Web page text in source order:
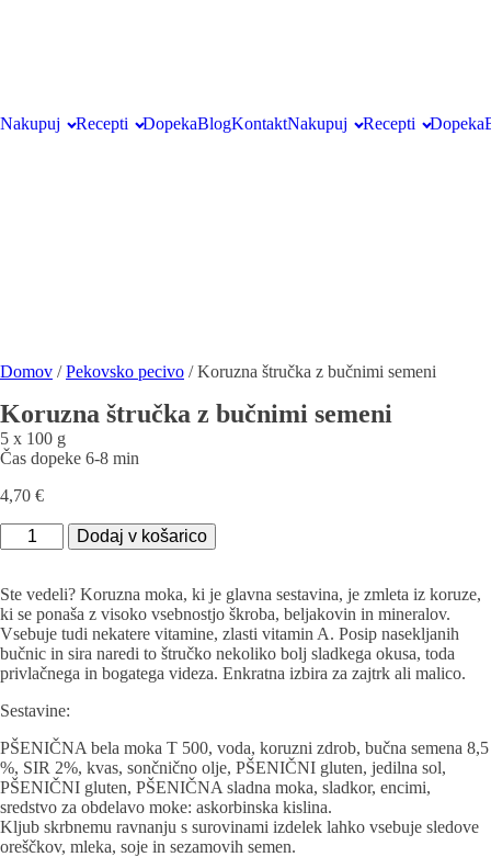
Nakupuj Recepti DopekaBlogKontaktNakupuj Recepti Dopeka
Domov /Pekovsko pecivo / Koruzna štručka z bučnimi semeni
Koruzna štručka z bučnimi semeni
5 x 100 g
Čas dopeke 6-8 min
4,70 €
Koruzna
štručka
bučnimi
semeni
količina
Dodaj v košarico
Ste vedeli? Koruzna moka, ki je glavna sestavina, je zmleta iz koruze,
ki se ponaša z visoko vsebnostjo škroba, beljakovin in mineralov.
Vsebuje tudi nekatere vitamine, zlasti vitamin A. Posip nasekljanih
bučnic in sira naredi to štručko nekoliko bolj sladkega okusa, toda
privlačnega in bogatega videza. Enkratna izbira za zajtrk ali malico.
Sestavine:
PŠENIČNA bela moka T 500, voda, koruzni zdrob, bučna semena 8,5
%, SIR 2%, kvas, sončnično olje, PŠENIČNI gluten, jedilna sol,
PŠENIČNI gluten, PŠENIČNA sladna moka, sladkor, encimi,
sredstvo za obdelavo moke: askorbinska kislina.
Kljub skrbnemu ravnanju s surovinami izdelek lahko vsebuje sledove
oreščkov, mleka, soje in sezamovih semen.